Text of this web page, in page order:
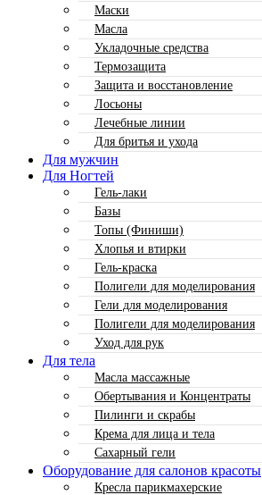
Маски
Масла
Укладочные средства
Термозащита
Защита и восстановление
Лосьоны
Лечебные линии
Для бритья и ухода
Для мужчин
Для Ногтей
Гель-лаки
Базы
Топы (Финиши)
Хлопья и втирки
Гель-краска
Полигели для моделирования
Гели для моделирования
Полигели для моделирования
Уход для рук
Для тела
Масла массажные
Обертывания и Концентраты
Пилинги и скрабы
Крема для лица и тела
Сахарный гели
Оборудование для салонов красоты
Кресла парикмахерские